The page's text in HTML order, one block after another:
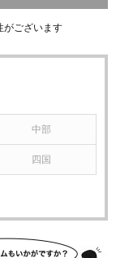
がございます
中部
四国